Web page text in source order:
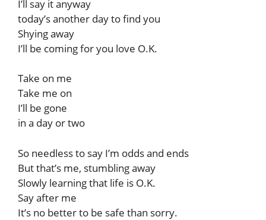
I’ll say it anyway
today’s another day to find you
Shying away
I’ll be coming for you love O.K.
Take on me
Take me on
I’ll be gone
in a day or two
So needless to say I’m odds and ends
But that’s me, stumbling away
Slowly learning that life is O.K.
Say after me
It’s no better to be safe than sorry.